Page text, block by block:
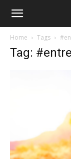
Home Tags
Tag: